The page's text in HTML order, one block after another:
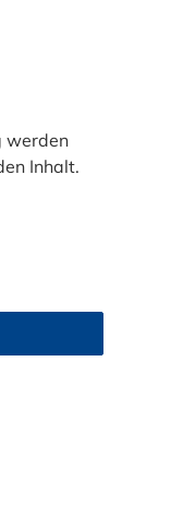
werden
Inhalt.